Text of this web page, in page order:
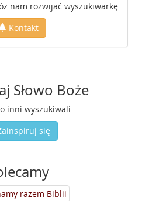
nam rozwijać wyszukiwarkę
Kontakt
Słowo Boże
inni wyszukiwali
się